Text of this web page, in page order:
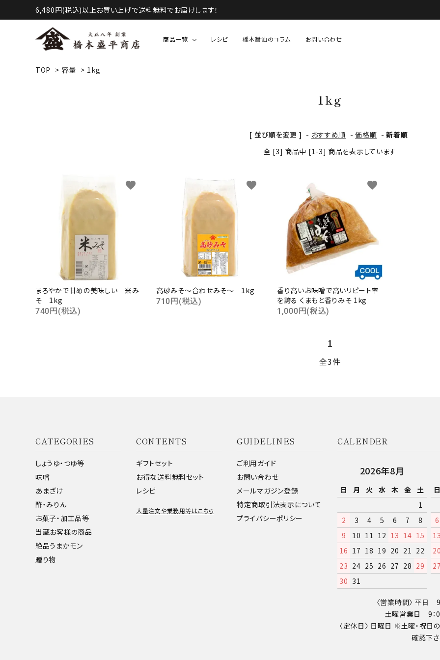
6,480円(税込)以上お買い上げで送料無料でお届けします！
商品一覧
生鮮・青果・精肉等 贈り物・セット物
レシピ 橋本醤油のコラム お問い合わせ
TOP > 容量 > 1kg
1kg
[ 並び順を変更 ] - おすすめ順 -価格順 -新着順
全 [3] 商品中 [1-3] 商品を表示しています
まろやかで甘めの美味しい 米み
そ 1kg
740円(税込)
favorite
高砂みそ～合わせみそ～ 1kg
710円(税込)
favorite
香り高いお味噌で高いリピート率
を誇る くまもと香りみそ 1kg
1,000円(税込)
favorite
1
全3件
キーワード
CATEGORIES
しょうゆ・つゆ等
味噌
あまざけ
酢・みりん
お菓子・加工品等
当蔵お客様の商品
絶品うまかモン
贈り物
CONTENTS
ギフトセット
お得な送料無料セット
レシピ
大量注文や業務用等はこちら
GUIDELINES
ご利用ガイド
お問い合わせ
メールマガジン登録
特定商取引法表示について
プライバシーポリシー
CALENDER
2026年8月
日 月 火 水 木 金 土
1
2
3 4 5 6 7
8
9
10 11 12 13 14 15
16 17 18 19 20 21 22
23 24 25 26 27 28 29
30 31
日
6
13
20
27
〈営業時間〉 平日
土曜営業日 9：
〈定休日〉 日曜日 ※土曜・祝日
確認下さ